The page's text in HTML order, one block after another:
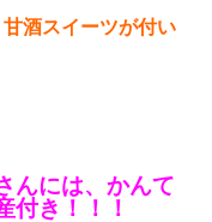
酒スイーツが付い
んには、かんて
付き！！！